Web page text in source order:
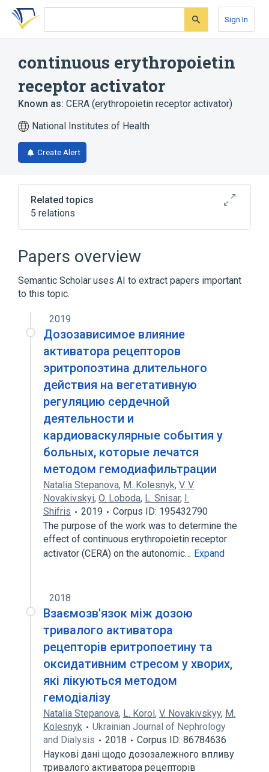
Skip
search
Skip
Skip
account
Sign In
continuous erythropoietin
receptor activator
Known as: CERA (erythropoietin receptor activator)
National Institutes of Health
Create Alert
Related topics
5 relations
Methoxy polyethylene glycol-epoetin beta
Narrower(1)
Mircera
Papers overview
Semantic Scholar uses AI to extract papers important
to this topic.
2019
Дозозависимое влияние
активатора рецепторов
эритропоэтина длительного
действия на вегетативную
регуляцию сердечной
деятельности и
кардиоваскулярные события у
больных, которые лечатся
методом гемодиафильтрации
Natalia Stepanova, M. Kolesnyk, V. V.
Novakivskyi, O. Loboda, L. Snisar, I.
Shifris
2019
Corpus ID: 195432790
The purpose of the work was to determine the
effect of continuous erythropoietin receptor
activator (CERA) on the autonomic… Expand
2018
Взаємозв'язок між дозою
тривалого активатора
рецепторів еритропоетину та
оксидативним стресом у хворих,
які лікуються методом
гемодіалізу
Natalia Stepanova, L. Korol, V. Novakivskyy, M.
Kolesnyk
Ukrainian Journal of Nephrology
and Dialysis
2018
Corpus ID: 86784636
Наукові дані щодо дозозалежного впливу
тривалого активатора рецепторів